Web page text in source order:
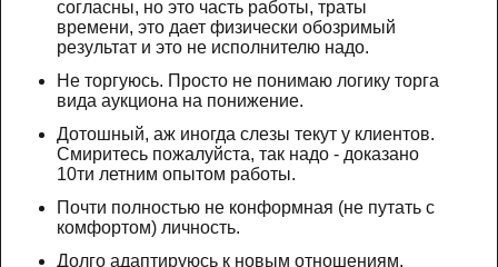
согласны, но это часть работы, траты
времени, это дает физически обозримый
результат и это не исполнителю надо.
Не торгуюсь. Просто не понимаю логику торга
вида аукциона на понижение.
Дотошный, аж иногда слезы текут у клиентов.
Смиритесь пожалуйста, так надо - доказано
10ти летним опытом работы.
Почти полностью не конформная (не путать с
комфортом) личность.
Долго адаптируюсь к новым отношениям.